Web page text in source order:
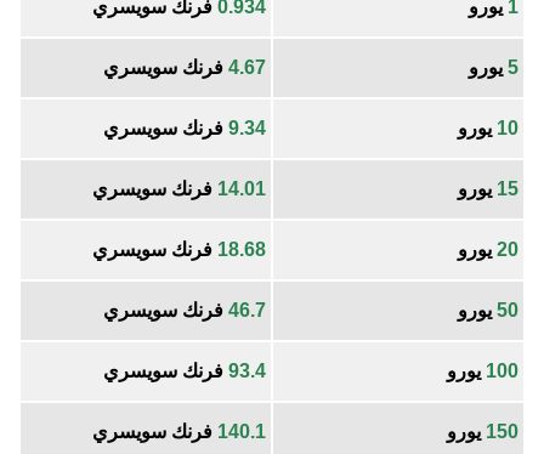
1 يورو 0.934 فرنك سويسري
5 يورو 4.67 فرنك سويسري
10 يورو 9.34 فرنك سويسري
15 يورو 14.01 فرنك سويسري
20 يورو 18.68 فرنك سويسري
50 يورو 46.7 فرنك سويسري
100 يورو 93.4 فرنك سويسري
150 يورو 140.1 فرنك سويسري